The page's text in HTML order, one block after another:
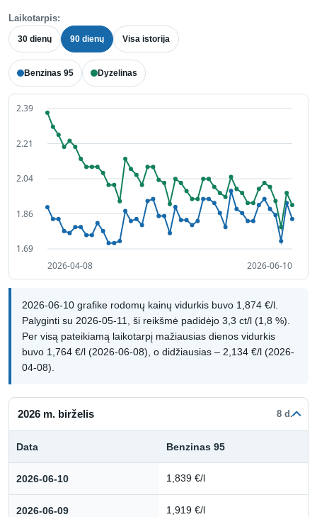
Laikotarpis:
30 dienų 90 dienų Visa istorija
Benzinas 95 Dyzelinas
2026-06-10 grafike rodomų kainų vidurkis buvo 1,874 €/l.
Palyginti su 2026-05-11, ši reikšmė padidėjo 3,3 ct/l (1,8 %).
Per visą pateikiamą laikotarpį mažiausias dienos vidurkis
buvo 1,764 €/l (2026-06-08), o didžiausias – 2,134 €/l (2026-
04-08).
2026 m. birželis 8 d.
Data Benzinas 95
2026-06-10 1,839 €/l
2026-06-09 1,919 €/l